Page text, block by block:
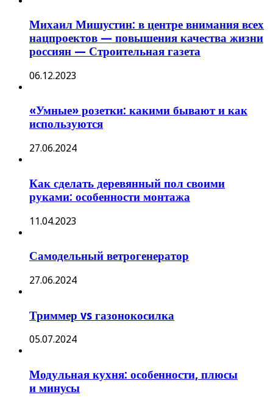
Михаил Мишустин: в центре внимания всех
нацпроектов — повышения качества жизни
россиян — Строительная газета
06.12.2023
«Умные» розетки: какими бывают и как
используются
27.06.2024
Как сделать деревянный пол своими
руками: особенности монтажа
11.04.2023
Самодельный ветрогенератор
27.06.2024
Триммер vs газонокосилка
05.07.2024
Модульная кухня: особенности, плюсы
и минусы